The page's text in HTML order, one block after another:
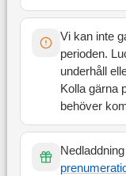
Vi kan inte
perioden.
underhåll
Kolla gärna
behöver